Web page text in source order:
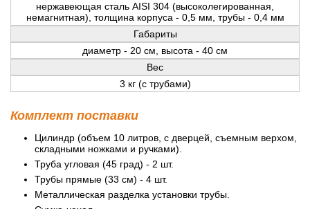
нержавеющая сталь AISI 304 (высоколегированная,
немагнитная), толщина корпуса - 0,5 мм, трубы - 0,4 мм
Габариты
диаметр - 20 см, высота - 40 см
Вес
3 кг (с трубами)
Комплект поставки
Цилиндр (объем 10 литров, с дверцей, съемным верхом,
складными ножками и ручками).
Труба угловая (45 град) - 2 шт.
Трубы прямые (33 см) - 4 шт.
Металлическая разделка установки трубы.